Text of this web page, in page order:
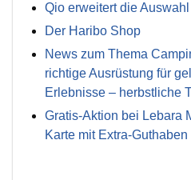
Qio erweitert die
Der Haribo Shop
News zum Thema
richtige Ausrüstung für
Erlebnisse – herbstliche
Gratis-Aktion bei Lebara
Karte mit Extra-Guthaben